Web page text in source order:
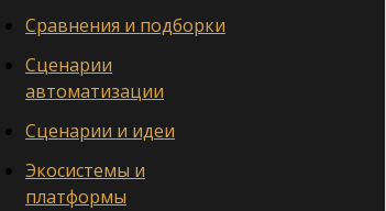
Сравнения и подборки
Сценарии
автоматизации
Сценарии и идеи
Экосистемы и
платформы